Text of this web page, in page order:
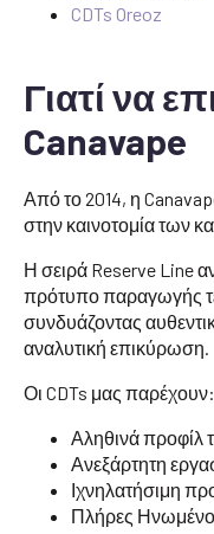
CDTs Oreoz
Γιατί να
Canavape
Από το 2014, η
στην καινοτομία των
Η σειρά Reserve Line
πρότυπο παραγωγής
συνδυάζοντας
αναλυτική επικύρωση.
Οι CDTs μας παρέχουν:
Αληθινά προφίλ
Ανεξάρτητη
Ιχνηλατήσιμη
Πλήρες Ηνωμένο